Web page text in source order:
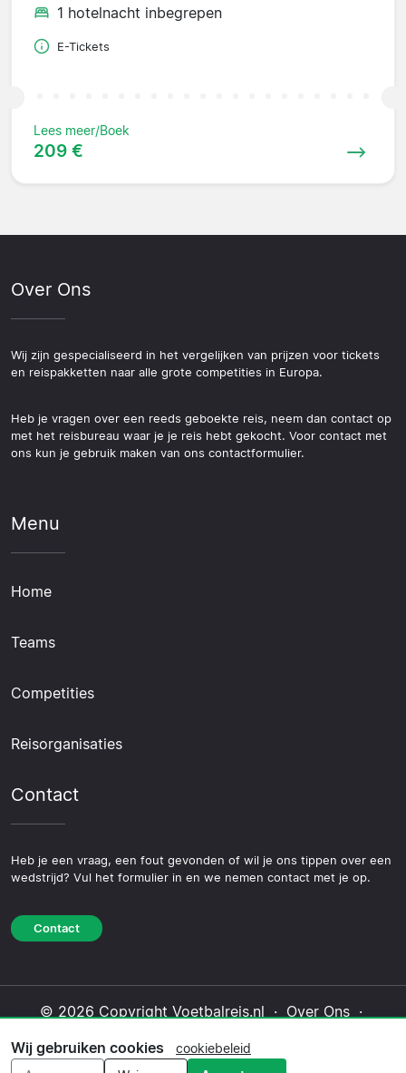
1 hotelnacht inbegrepen
E-Tickets
Lees meer/Boek
209 €
Over Ons
Wij zijn gespecialiseerd in het vergelijken van prijzen voor tickets
en reispakketten naar alle grote competities in Europa.
Heb je vragen over een reeds geboekte reis, neem dan contact op
met het reisbureau waar je je reis hebt gekocht. Voor contact met
ons kun je gebruik maken van ons contactformulier.
Menu
Home
Teams
Competities
Reisorganisaties
Contact
Heb je een vraag, een fout gevonden of wil je ons tippen over een
wedstrijd? Vul het formulier in en we nemen contact met je op.
Contact
© 2026 Copyright Voetbalreis.nl · Over Ons·
Redactioneel beleid
Wij gebruiken cookies
cookiebeleid